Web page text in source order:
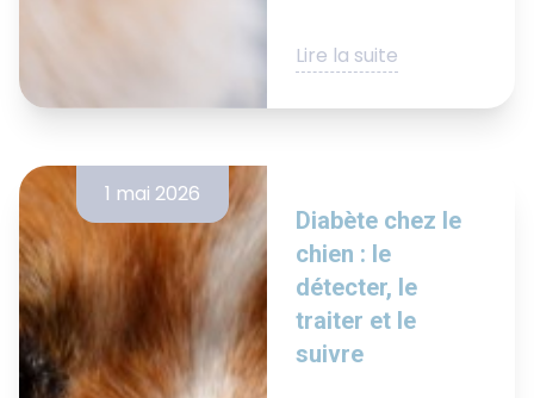
Lire la suite
1 mai 2026
Diabète chez le
chien : le
détecter, le
traiter et le
suivre